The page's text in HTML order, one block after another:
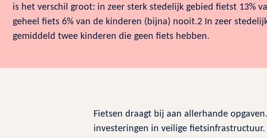
is het verschil groot: in zeer sterk stedelijk gebied fietst 13%
geheel fiets 6% van de kinderen (bijna) nooit.2 In zeer
gemiddeld twee kinderen die geen fiets hebben.
Fietsen draagt bij aan allerhande
investeringen in veilige